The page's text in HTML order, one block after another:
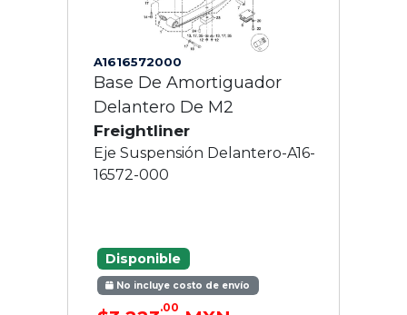
A1616572000
Base De Amortiguador
Delantero De M2
Freightliner
Eje Suspensión Delantero-A16-
16572-000
Disponible
No incluye costo de envío
.00